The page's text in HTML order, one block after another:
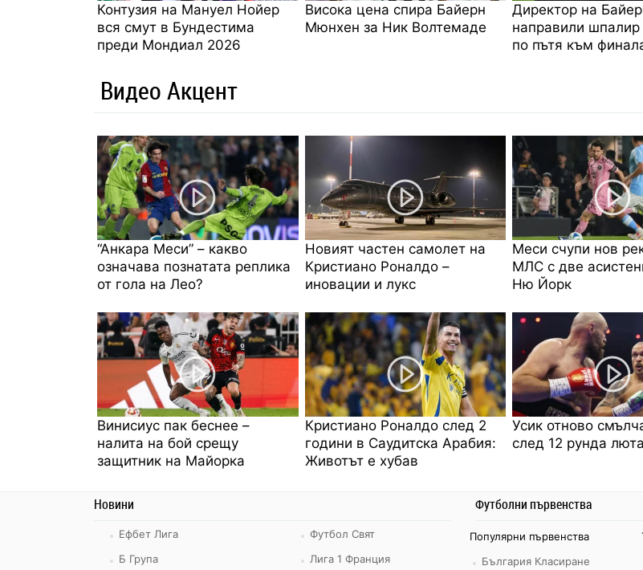
Контузия на Мануел Нойер
вся смут в Бундестима
преди Мондиал 2026
Висока цена спира Байерн
Мюнхен за Ник Волтемаде
Директор на
направили
по пътя към
Видео Акцент
“Анкара Меси” – какво
означава познатата реплика
от гола на Лео?
Новият частен самолет на
Кристиано Роналдо –
иновации и лукс
Меси счупи нов
МЛС с две
Ню Йорк
Винисиус пак беснее –
налита на бой срещу
защитник на Майорка
Кристиано Роналдо след 2
години в Саудитска Арабия:
Животът е хубав
Усик отново
след 12 рунда
Новини
Ефбет Лига
Б Група
Футбол Свят
Лига 1 Франция
Футболни първенства
Популярни първенства
България Класиране